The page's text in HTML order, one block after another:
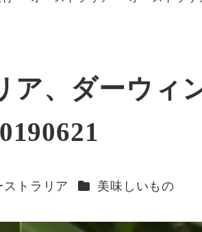
ア、ダーウィ
ー
ストラリア カテゴリー
美味しいもの